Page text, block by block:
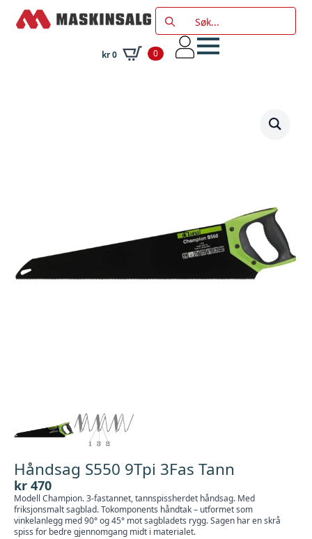
Search
for:
kr0 0
Håndsag S550 9Tpi 3Fas Tann
kr 470
Modell Champion. 3-fastannet, tannspissherdet håndsag. Med
friksjonsmalt sagblad. Tokomponents håndtak – utformet som
vinkelanlegg med 90° og 45° mot sagbladets rygg. Sagen har en skrå
spiss for bedre gjennomgang midt i materialet.